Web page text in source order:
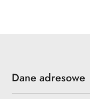
Dane adresowe